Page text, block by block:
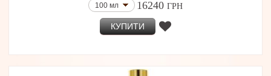
100 мл 16240 ГРН
КУПИТИ